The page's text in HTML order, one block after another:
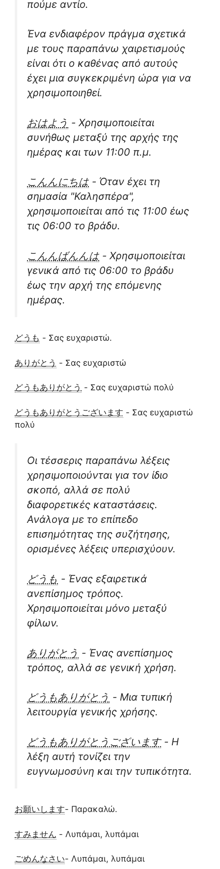
πούμε αντίο.
Ένα ενδιαφέρον πράγμα σχετικά
με τους παραπάνω χαιρετισμούς
είναι ότι ο καθένας από αυτούς
έχει μια συγκεκριμένη ώρα για να
χρησιμοποιηθεί.
おはよう - Χρησιμοποιείται
συνήθως μεταξύ της αρχής της
ημέρας και των 11:00 π.μ.
こんんにちは - Όταν έχει τη
σημασία "Καλησπέρα",
χρησιμοποιείται από τις 11:00 έως
τις 06:00 το βράδυ.
こんんばんんは - Χρησιμοποιείται
γενικά από τις 06:00 το βράδυ
έως την αρχή της επόμενης
ημέρας.
どうも - Σας ευχαριστώ.
ありがとう - Σας ευχαριστώ
どうもありがとう - Σας ευχαριστώ πολύ
どうもありがとうございます - Σας ευχαριστώ
πολύ
Οι τέσσερις παραπάνω λέξεις
χρησιμοποιούνται για τον ίδιο
σκοπό, αλλά σε πολύ
διαφορετικές καταστάσεις.
Ανάλογα με το επίπεδο
επισημότητας της συζήτησης,
ορισμένες λέξεις υπερισχύουν.
どうも - Ένας εξαιρετικά
ανεπίσημος τρόπος.
Χρησιμοποιείται μόνο μεταξύ
φίλων.
ありがとう - Ένας ανεπίσημος
τρόπος, αλλά σε γενική χρήση.
どうもありがとう - Μια τυπική
λειτουργία γενικής χρήσης.
どうもありがとうございます- Η
λέξη αυτή τονίζει την
ευγνωμοσύνη και την τυπικότητα.
お願いします- Παρακαλώ.
すみません - Λυπάμαι, λυπάμαι
ごめんなさい- Λυπάμαι, λυπάμαι